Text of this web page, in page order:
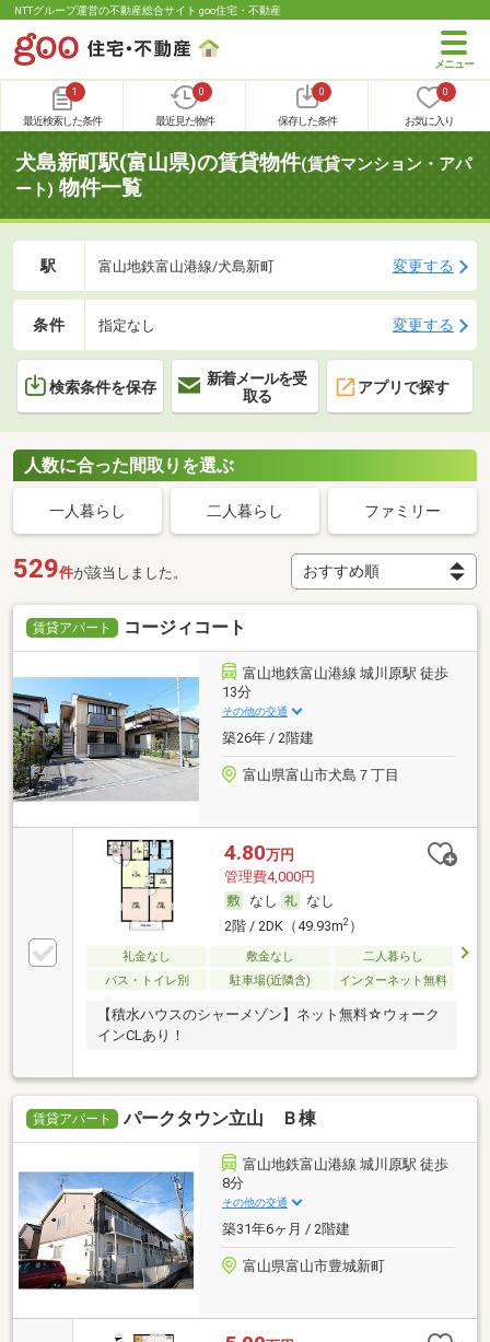
NTTグループ運営の不動産総合サイト goo住宅・不動産
1
最近検索した条件
0
最近見た物件
0
保存した条件
0
お気に入り
犬島新町駅(富山県)の賃貸物件(賃貸マンション・アパ
ート) 物件一覧
駅 富山地鉄富山港線/犬島新町 変更する
条件 指定なし 変更する
検索条件を保存
新着メールを受
取る
アプリで探す
人数に合った間取りを選ぶ
一人暮らし 二人暮らし ファミリー
529件が該当しました。
賃貸アパート コージィコート
富山地鉄富山港線 城川原駅 徒歩
13分
その他の交通
築26年 / 2階建
富山県富山市犬島７丁目
4.80万円
管理費4,000円
なし
なし
2階 / 2DK（49.93m2）
礼金なし 敷金なし
二人暮らし
バス・トイレ別
駐車場(近隣含) インターネット無料
【積水ハウスのシャーメゾン】ネット無料☆ウォーク
インCLあり！
賃貸アパート パークタウン立山 Ｂ棟
富山地鉄富山港線 城川原駅 徒歩
8分
その他の交通
築31年6ヶ月 / 2階建
富山県富山市豊城新町